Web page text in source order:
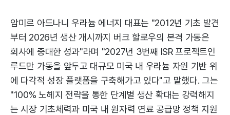
암미르 아드나니 우라늄 에너지 대표는 "2012년 기초 발견
부터 2026년 생산 개시까지 버크 할로우의 본격 가동은
회사에 중대한 성과"라며 "2027년 3번째 ISR 프로젝트인
루드만 가동을 앞두고 대규모 미국 내 우라늄 자원 기반 위
에 다각적 성장 플랫폼을 구축해가고 있다"고 말했다. 그는
"100% 노헤지 전략을 통한 단계별 생산 확대는 강력해지
는 시장 기초체력과 미국 내 원자력 연료 공급망 정책 지원